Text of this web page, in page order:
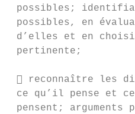
possibles;
possibles, en
d’elles et en
pertinente;
 reconnaître les
ce qu’il pense et
pensent;